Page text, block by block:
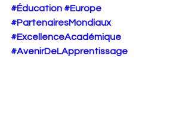
#Éducation #Europe
#PartenairesMondiaux
#ExcellenceAcadémique
#AvenirDeLApprentissage